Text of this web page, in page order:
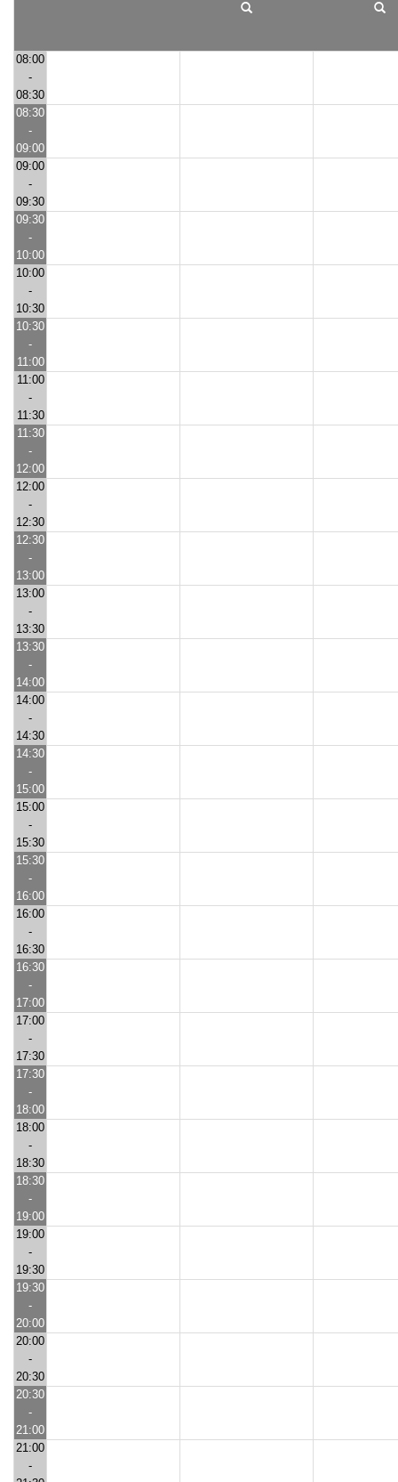
08:00
-
08:30
08:30
-
09:00
09:00
-
09:30
09:30
-
10:00
10:00
-
10:30
10:30
-
11:00
11:00
-
11:30
11:30
-
12:00
12:00
-
12:30
12:30
-
13:00
13:00
-
13:30
13:30
-
14:00
14:00
-
14:30
14:30
-
15:00
15:00
-
15:30
15:30
-
16:00
16:00
-
16:30
16:30
-
17:00
17:00
-
17:30
17:30
-
18:00
18:00
-
18:30
18:30
-
19:00
19:00
-
19:30
19:30
-
20:00
20:00
-
20:30
20:30
-
21:00
21:00
-